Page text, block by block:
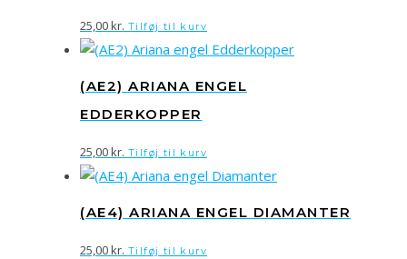
25,00kr. Tilføj til kurv
(AE2) ARIANA ENGEL
EDDERKOPPER
25,00kr. Tilføj til kurv
(AE4) ARIANA ENGEL DIAMANTER
25,00kr. Tilføj til kurv